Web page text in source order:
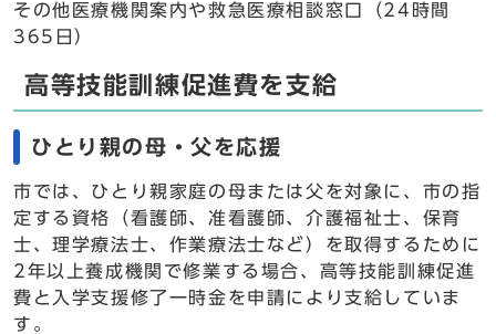
その他医療機関案内や救急医療相談窓口（24時間
365日）
高等技能訓練促進費を支給
ひとり親の母・父を応援
市では、ひとり親家庭の母または父を対象に、市の指
定する資格（看護師、准看護師、介護福祉士、保育
士、理学療法士、作業療法士など）を取得するために
2年以上養成機関で修業する場合、高等技能訓練促進
費と入学支援修了一時金を申請により支給していま
す。